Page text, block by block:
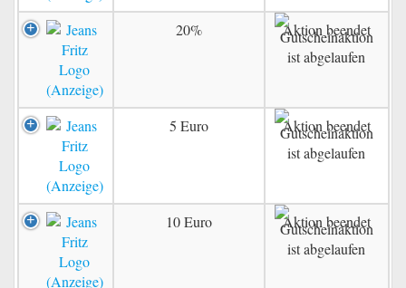
20% Aktion beendet
5 Euro Aktion beendet
10 Euro Aktion beendet